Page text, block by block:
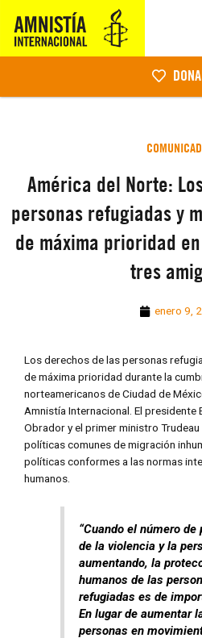
América del Norte:
personas refugiadas y
de máxima prioridad
tres
enero 9,
Los derechos de las personas
de máxima prioridad durante la
norteamericanos de Ciudad de
Amnistía Internacional. El presidente
Obrador y el primer ministro
políticas comunes de migración
políticas conformes a las normas
humanos.
“Cuando el número
de la violencia y la
aumentando, la
humanos de las
refugiadas es de
En lugar de aumentar
personas en